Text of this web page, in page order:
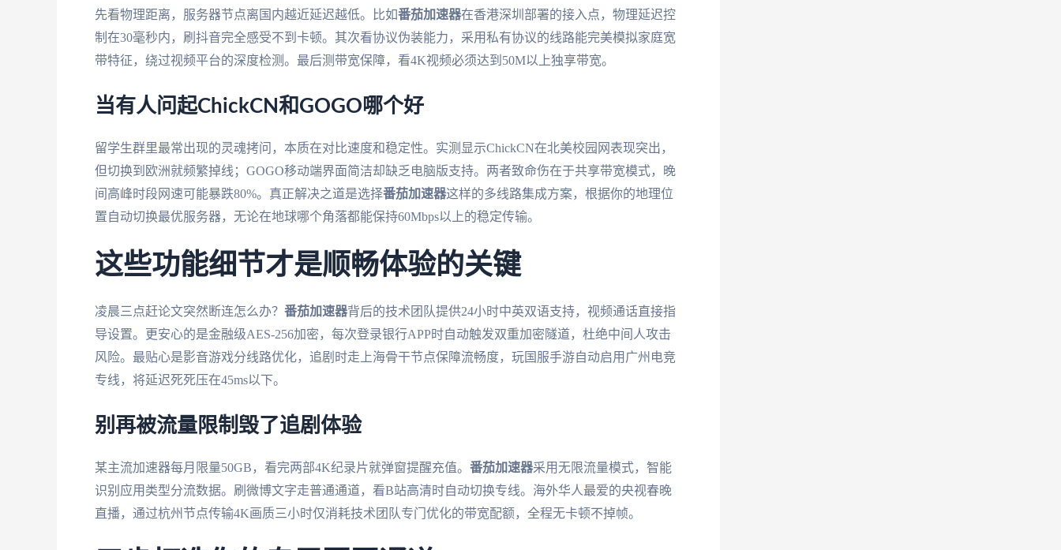
先看物理距离，服务器节点离国内越近延迟越低。比如番茄加速器在香港深圳部署的接入点，物理延迟控
制在30毫秒内，刷抖音完全感受不到卡顿。其次看协议伪装能力，采用私有协议的线路能完美模拟家庭宽
带特征，绕过视频平台的深度检测。最后测带宽保障，看4K视频必须达到50M以上独享带宽。
当有人问起ChickCN和GOGO哪个好
留学生群里最常出现的灵魂拷问，本质在对比速度和稳定性。实测显示ChickCN在北美校园网表现突出，
但切换到欧洲就频繁掉线；GOGO移动端界面简洁却缺乏电脑版支持。两者致命伤在于共享带宽模式，晚
间高峰时段网速可能暴跌80%。真正解决之道是选择番茄加速器这样的多线路集成方案，根据你的地理位
置自动切换最优服务器，无论在地球哪个角落都能保持60Mbps以上的稳定传输。
这些功能细节才是顺畅体验的关键
凌晨三点赶论文突然断连怎么办？ 番茄加速器背后的技术团队提供24小时中英双语支持，视频通话直接指
导设置。更安心的是金融级AES-256加密，每次登录银行APP时自动触发双重加密隧道，杜绝中间人攻击
风险。最贴心是影音游戏分线路优化，追剧时走上海骨干节点保障流畅度，玩国服手游自动启用广州电竞
专线，将延迟死死压在45ms以下。
别再被流量限制毁了追剧体验
某主流加速器每月限量50GB，看完两部4K纪录片就弹窗提醒充值。 番茄加速器采用无限流量模式，智能
识别应用类型分流数据。刷微博文字走普通通道，看B站高清时自动切换专线。海外华人最爱的央视春晚
直播，通过杭州节点传输4K画质三小时仅消耗技术团队专门优化的带宽配额，全程无卡顿不掉帧。